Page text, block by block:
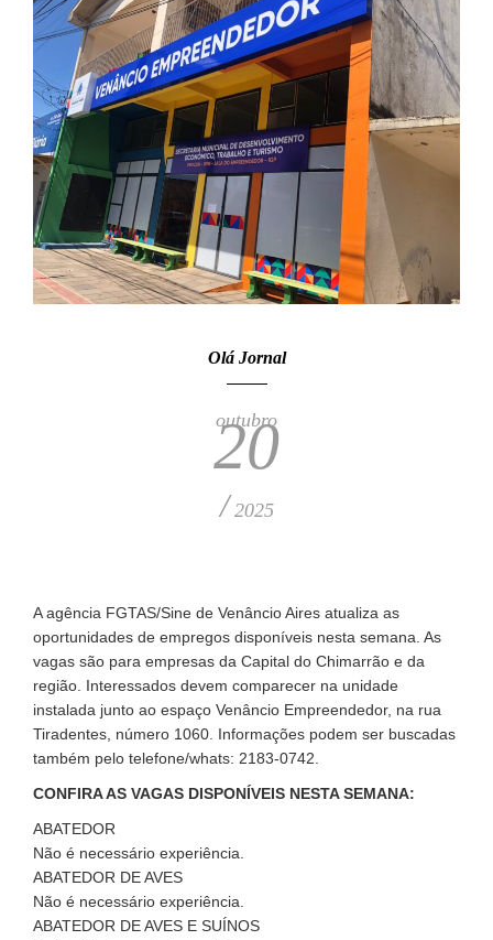
Olá Jornal
outubro
20
/ 2025
A agência FGTAS/Sine de Venâncio Aires atualiza as
oportunidades de empregos disponíveis nesta semana. As
vagas são para empresas da Capital do Chimarrão e da
região. Interessados devem comparecer na unidade
instalada junto ao espaço Venâncio Empreendedor, na rua
Tiradentes, número 1060. Informações podem ser buscadas
também pelo telefone/whats: 2183-0742.
CONFIRA AS VAGAS DISPONÍVEIS NESTA SEMANA:
ABATEDOR
Não é necessário experiência.
ABATEDOR DE AVES
Não é necessário experiência.
ABATEDOR DE AVES E SUÍNOS